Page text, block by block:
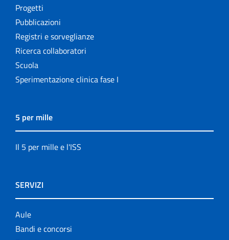
Progetti
Pubblicazioni
Registri e sorveglianze
Ricerca collaboratori
Scuola
Sperimentazione clinica fase I
5 per mille
Il 5 per mille e l'ISS
SERVIZI
Aule
Bandi e concorsi